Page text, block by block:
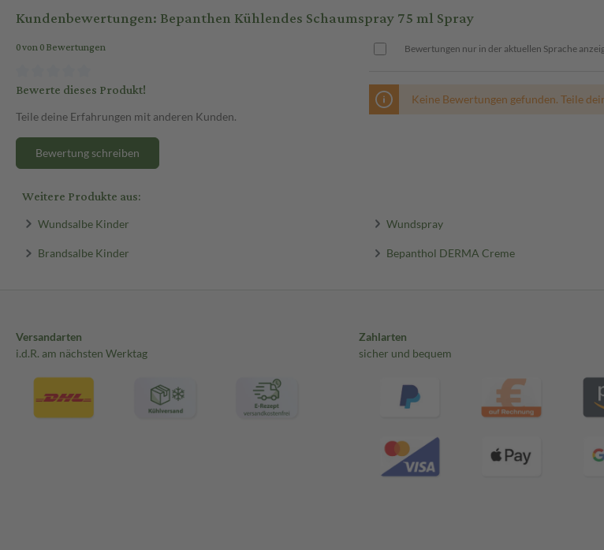
Kundenbewertungen: Bepanthen Kühlendes Schaumspray 75 ml Spray
0 von 0 Bewertungen
Bewerte dieses Produkt!
Teile deine Erfahrungen mit anderen Kunden.
Bewertung schreiben
Bewertungen nur in der aktuellen Sprache
Keine Bewertungen gefunden. Teile
Weitere Produkte aus:
Wundsalbe Kinder Wundspray
Brandsalbe Kinder Bepanthol DERMA Creme
Versandarten
i.d.R. am nächsten Werktag
Zahlarten
sicher und bequem